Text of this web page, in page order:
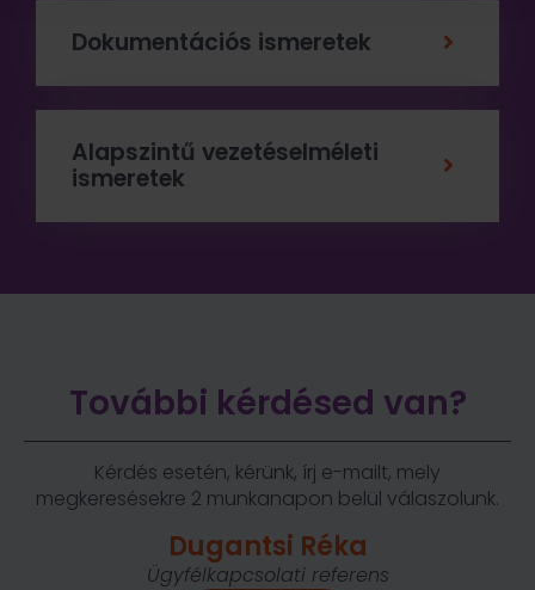
Dokumentációs ismeretek
Alapszintű vezetéselméleti
ismeretek
További kérdésed van?
Kérdés esetén, kérünk, írj e-mailt, mely
megkeresésekre 2 munkanapon belül válaszolunk.
Dugantsi Réka
Ügyfélkapcsolati referens